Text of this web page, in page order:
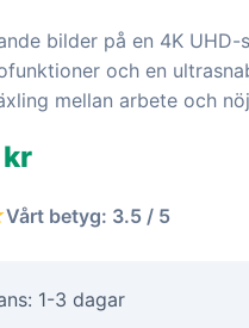
bilder på en 4K UHD-
och en
mellan arbete och
Vårt betyg: 3.5 / 5
1-3 dagar